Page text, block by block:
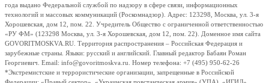
года выдано Федеральной службой по надзору в сфере связи, информационных
технологий и массовых коммуникаций (Роскомнадзор). Адрес: 123298, Москва, ул. 3-я
Хорошевская, дом 12, пом. 22. Учредитель Общество с ограниченной ответственностью
«РУ ФМ» (123298 Москва, ул. 3-я Хорошевская, дом 12, пом. 22). Доменное имя сайта
GOVORITMOSKVA.RU. Территория распространения – Российская Федерация и
зарубежные страны. Языки: русский и английский. Главный редактор Бабаян Роман
Георгиевич. Email: info@govoritmoskva.ru. Номер телефона: +7 (495) 950-62-26
*Экстремистские и террористические организации, запрещенные в Российской